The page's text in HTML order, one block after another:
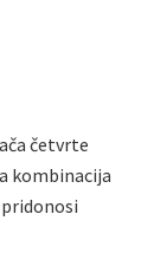
četvrte
kombinacija